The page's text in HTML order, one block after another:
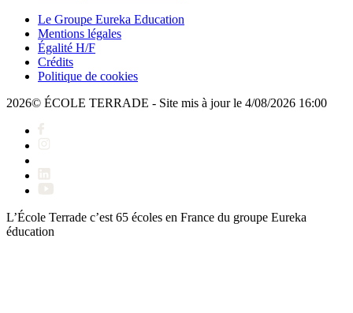
Le Groupe Eureka Education
Mentions légales
Égalité H/F
Crédits
Politique de cookies
2026© ÉCOLE TERRADE - Site mis à jour le 4/08/2026 16:00
L’École Terrade c’est 65 écoles en France du groupe Eureka
éducation